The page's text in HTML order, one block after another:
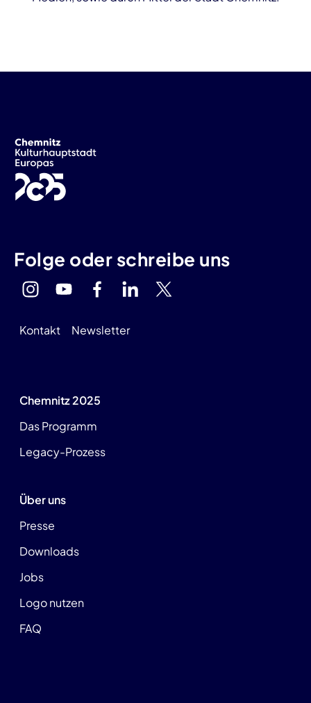
Folge oder schreibe uns
Kontakt Newsletter
Chemnitz 2025
Das Programm
Legacy-Prozess
Über uns
Presse
Downloads
Jobs
Logo nutzen
FAQ